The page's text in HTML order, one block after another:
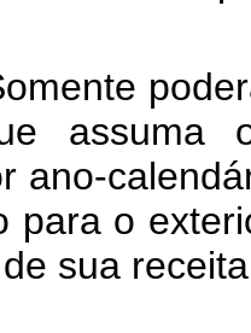
assuma
ano-
para o
sua